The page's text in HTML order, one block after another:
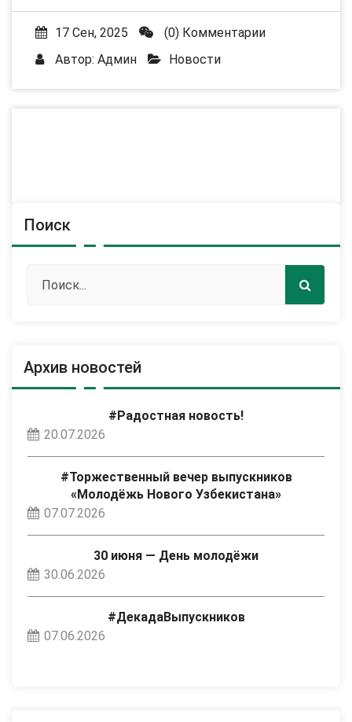
17 Сен, 2025
(0) Комментарии
Автор: Админ Новости
Поиск
Архив новостей
#Радостная новость!
20.07.2026
#Торжественный вечер выпускников
«Молодёжь Нового Узбекистана»
07.07.2026
30 июня — День молодёжи
30.06.2026
#ДекадаВыпускников
07.06.2026